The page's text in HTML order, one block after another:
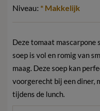
Niveau: * Makkelijk
Deze tomaat mascarpone
soep is vol en romig van
maag. Deze soep kan
voorgerecht bij een diner,
tijdens de lunch.